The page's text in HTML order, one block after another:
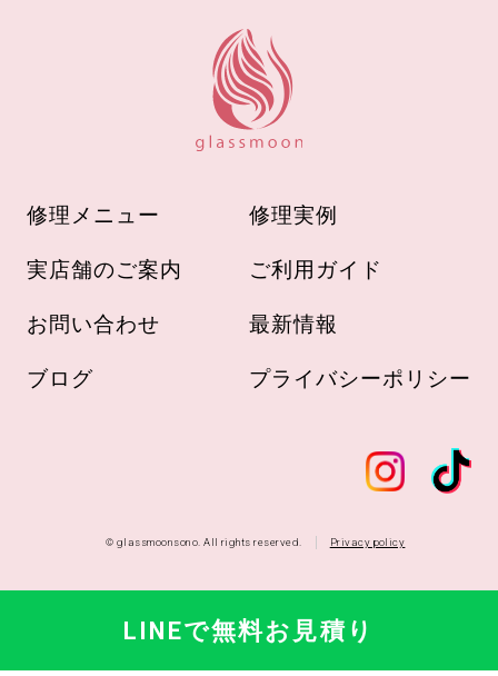
LINEで無料お見積り
修理メニュー 修理実例
実店舗のご案内 ご利用ガイド
お問い合わせ 最新情報
ブログ プライバシーポリシー
© glassmoonsono. All rights reserved. Privacy policy